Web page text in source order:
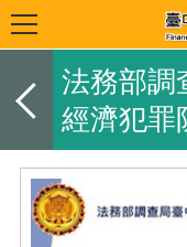
法務部調
經濟犯罪